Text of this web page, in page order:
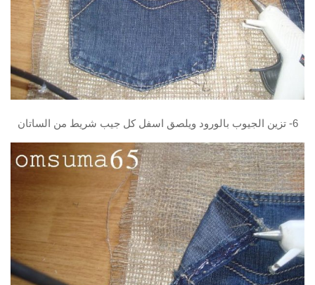
6- تزين الجيوب بالورود ويلصق اسفل كل جيب شريط من الساتان